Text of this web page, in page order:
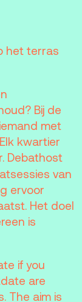
het terras
Bij de
met
kwartier
Debathost
van
ervoor
Het doel
is
if you
are
The aim is